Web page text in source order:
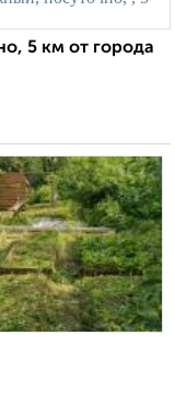
5 км от города